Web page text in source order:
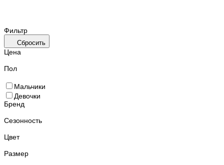
Фильтр
Сбросить
Цена
Пол
Мальчики
Девочки
Бренд
Сезонность
Цвет
Размер